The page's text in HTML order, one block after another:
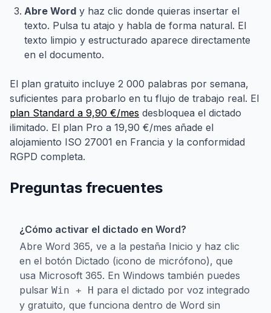
Abre Word y haz clic donde quieras insertar el
texto. Pulsa tu atajo y habla de forma natural. El
texto limpio y estructurado aparece directamente
en el documento.
El plan gratuito incluye 2 000 palabras por semana,
suficientes para probarlo en tu flujo de trabajo real. El
plan Standard a 9,90 €/mes desbloquea el dictado
ilimitado. El plan Pro a 19,90 €/mes añade el
alojamiento ISO 27001 en Francia y la conformidad
RGPD completa.
Preguntas frecuentes
¿Cómo activar el dictado en Word?
Abre Word 365, ve a la pestaña Inicio y haz clic
en el botón Dictado (icono de micrófono), que
usa Microsoft 365. En Windows también puedes
pulsar Win + H para el dictado por voz integrado
y gratuito, que funciona dentro de Word sin